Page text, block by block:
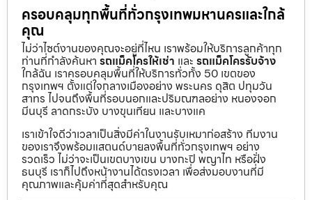
ครอบคลุมทุกพื้นที่ทั่วกรุงเทพมหานครและใกล้
คุณ
ไม่ว่าไซต์งานของคุณจะอยู่ที่ไหน เราพร้อมให้บริการลูกค้าทุก
ท่านที่กำลังค้นหา รถแม็คโครให้เช่า และ รถแม็คโครรับจ้าง
ใกล้ฉัน เราครอบคลุมพื้นที่ให้บริการทั่วทั้ง 50 เขตของ
กรุงเทพฯ ตั้งแต่ใจกลางเมืองอย่าง พระนคร ดุสิต ปทุมวัน
สาทร ไปจนถึงพื้นที่รอบนอกและปริมณฑลอย่าง หนองจอก
มีนบุรี ลาดกระบัง บางขุนเทียน และบางแค
เราเข้าใจดีว่าเวลาเป็นสิ่งมีค่าในงานรับเหมาก่อสร้าง ทีมงาน
ของเราจึงพร้อมแสตนด์บายลงพื้นที่ทั่วกรุงเทพฯ อย่าง
รวดเร็ว ไม่ว่าจะเป็นเขตบางเขน บางกะปิ พญาไท หรือฝั่ง
ธนบุรี เราก็ไปถึงหน้างานได้ตรงเวลา เพื่อส่งมอบงานที่มี
คุณภาพและคุ้มค่าที่สุดสำหรับคุณ